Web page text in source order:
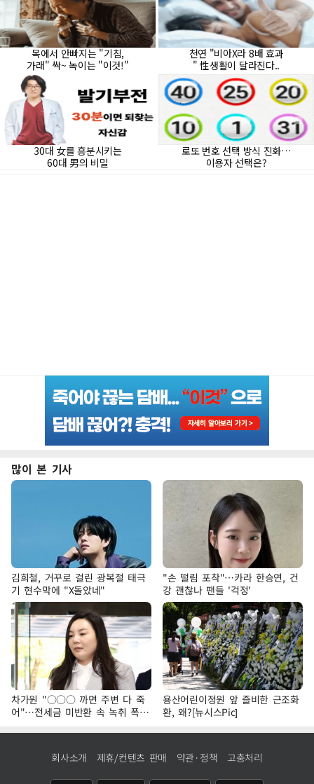
많이 본 기사
김희철, 거꾸로 걸린 광복절 태극
기 현수막에 "X돌았네"
"손 떨림 포착"…카라 한승연, 건
강 괜찮나 팬들 '걱정'
차가원 "○○○ 까면 주변 다 죽
어"…전세금 미반환 속 녹취 폭로
파장
용산어린이정원 앞 즐비한 근조화
환, 왜?[뉴시스Pic]
회사소개 제휴/컨텐츠 판매 약관·정책 고충처리